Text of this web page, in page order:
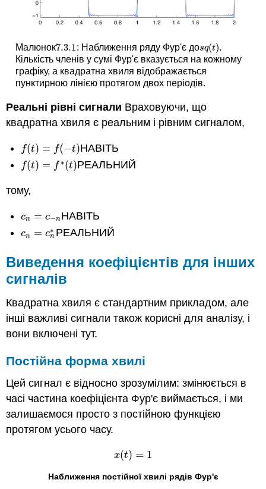
Малюнок7.3.1
7.3.1: Наближення ряду Фур'є доsq(t)
sq(t) .
Кількість членів у сумі Фур'є вказується на кожному
графіку, а квадратна хвиля відображається
пунктирною лінією протягом двох періодів.
Реальні рівні сигнали Враховуючи, що
квадратна хвиля є реальним і рівним сигналом,
f(t) = f(−t)
f(t)= f(− t) НАВІТЬ
f(t) = f ∗(t)
f(t)= f∗ (t) РЕАЛЬНИЙ
тому,
cn = c−n
cn =c −n НАВІТЬ
cn = c∗
n
cn =c n∗РЕАЛЬНИЙ
Виведення коефіцієнтів для інших
сигналів
Квадратна хвиля є стандартним прикладом, але
інші важливі сигнали також корисні для аналізу, і
вони включені тут.
Постійна форма хвилі
Цей сигнал є відносно зрозумілим: змінюється в
часі частина коефіцієнта Фур'є виймається, і ми
залишаємося просто з постійною функцією
протягом усього часу.
x(t) = 1
x(t) =1
Наближення постійної хвилі рядів Фур'є